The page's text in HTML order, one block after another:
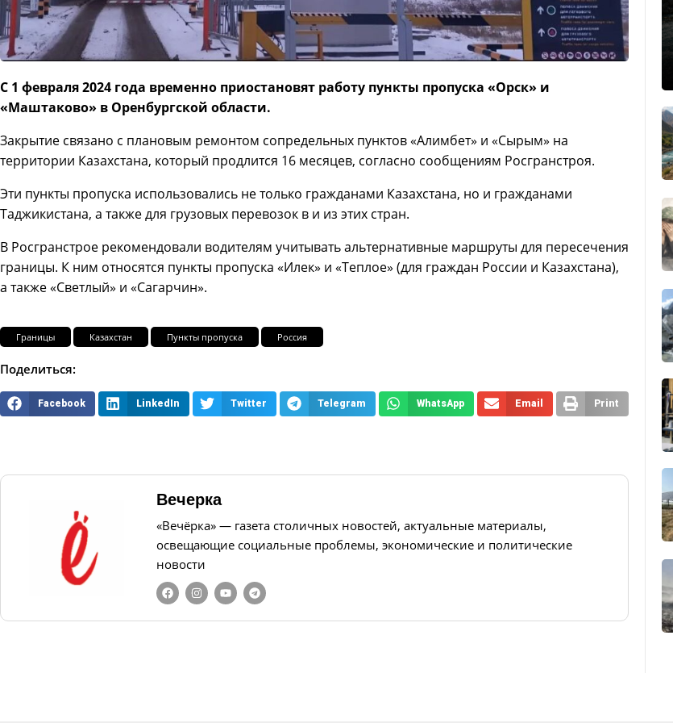
С 1 февраля 2024 года временно приостановят работу пункты пропуска «Орск» и
«Маштаково» в Оренбургской области.
Закрытие связано с плановым ремонтом сопредельных пунктов «Алимбет» и «Сырым» на
территории Казахстана, который продлится 16 месяцев, согласно сообщениям Росгранстроя.
Эти пункты пропуска использовались не только гражданами Казахстана, но и гражданами
Таджикистана, а также для грузовых перевозок в и из этих стран.
В Росгранстрое рекомендовали водителям учитывать альтернативные маршруты для пересечения
границы. К ним относятся пункты пропуска «Илек» и «Теплое» (для граждан России и Казахстана),
а также «Светлый» и «Сагарчин».
Границы Казахстан Пункты пропуска Россия
Поделиться:
Facebook LinkedIn Twitter Telegram WhatsApp Email Print
Вечерка
«Вечёрка» — газета столичных новостей, актуальные материалы,
освещающие социальные проблемы, экономические и политические
новости